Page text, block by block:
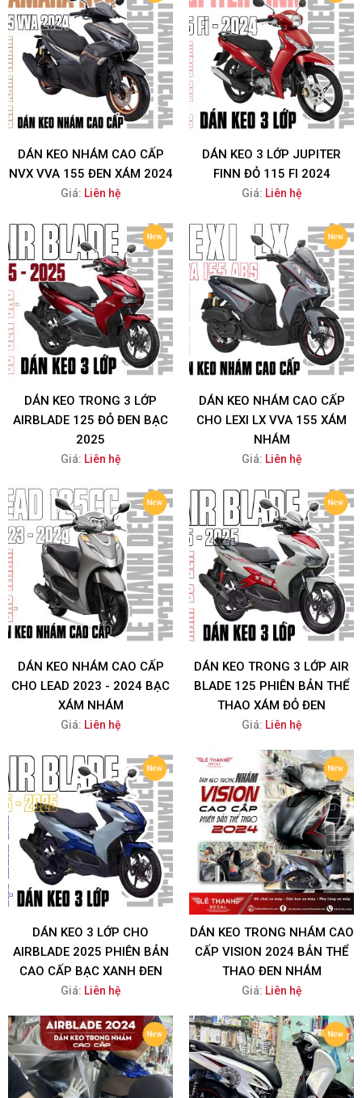
DÁN KEO NHÁM CAO CẤP
NVX VVA 155 ĐEN XÁM 2024
Giá: Liên hệ
DÁN KEO 3 LỚP JUPITER
FINN ĐỎ 115 FI 2024
Giá: Liên hệ
DÁN KEO TRONG 3 LỚP
AIRBLADE 125 ĐỎ ĐEN BẠC
2025
Giá: Liên hệ
DÁN KEO NHÁM CAO CẤP
CHO LEXI LX VVA 155 XÁM
NHÁM
Giá: Liên hệ
DÁN KEO NHÁM CAO CẤP
CHO LEAD 2023 - 2024 BẠC
XÁM NHÁM
Giá: Liên hệ
DÁN KEO TRONG 3 LỚP AIR
BLADE 125 PHIÊN BẢN THỂ
THAO XÁM ĐỎ ĐEN
Giá: Liên hệ
DÁN KEO 3 LỚP CHO
AIRBLADE 2025 PHIÊN BẢN
CAO CẤP BẠC XANH ĐEN
Giá: Liên hệ
DÁN KEO TRONG NHÁM CAO
CẤP VISION 2024 BẢN THỂ
THAO ĐEN NHÁM
Giá: Liên hệ